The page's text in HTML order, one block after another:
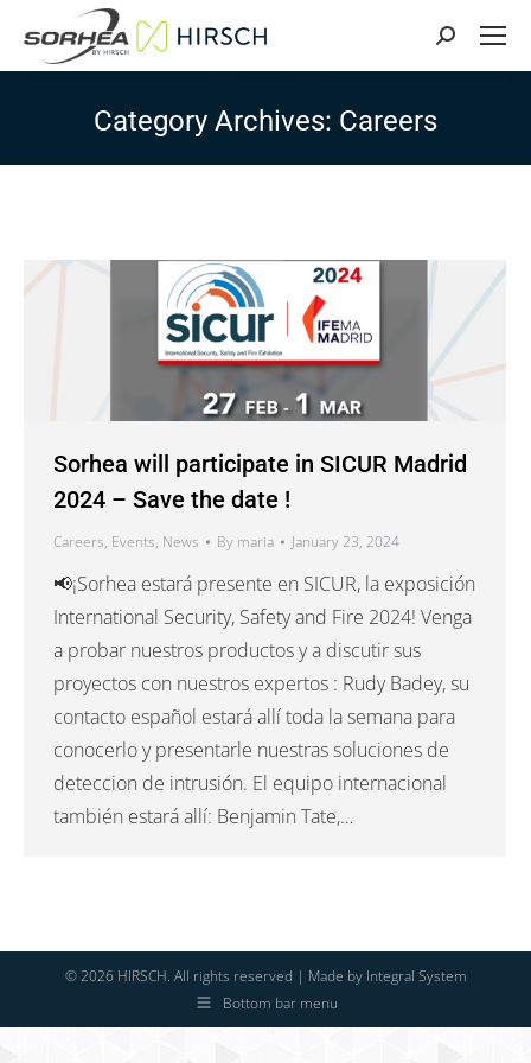
Search:
Category Archives: Careers
Sorhea will participate in SICUR Madrid
2024 – Save the date !
Careers, Events, News By maria January 23, 2024
📢¡Sorhea estará presente en SICUR, la exposición
International Security, Safety and Fire 2024! Venga
a probar nuestros productos y a discutir sus
proyectos con nuestros expertos : Rudy Badey, su
contacto español estará allí toda la semana para
conocerlo y presentarle nuestras soluciones de
deteccion de intrusión. El equipo internacional
también estará allí: Benjamin Tate,…
© 2026 HIRSCH. All rights reserved | Made by Integral System
Bottom bar menu